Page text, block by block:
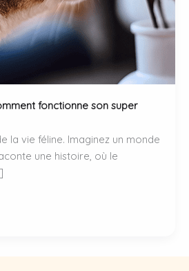
fonctionne son super
la vie féline. Imaginez un monde
une histoire, où le